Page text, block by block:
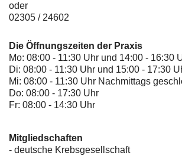
oder
02305 / 24602
Die Öffnungszeiten der Praxis
Mo: 08:00 - 11:30 Uhr und 14:00 - 16:30
Di: 08:00 - 11:30 Uhr und 15:00 - 17:30
Mi: 08:00 - 11:30 Uhr Nachmittags
Do: 08:00 - 17:30 Uhr
Fr: 08:00 - 14:30 Uhr
Mitgliedschaften
- deutsche Krebsgesellschaft